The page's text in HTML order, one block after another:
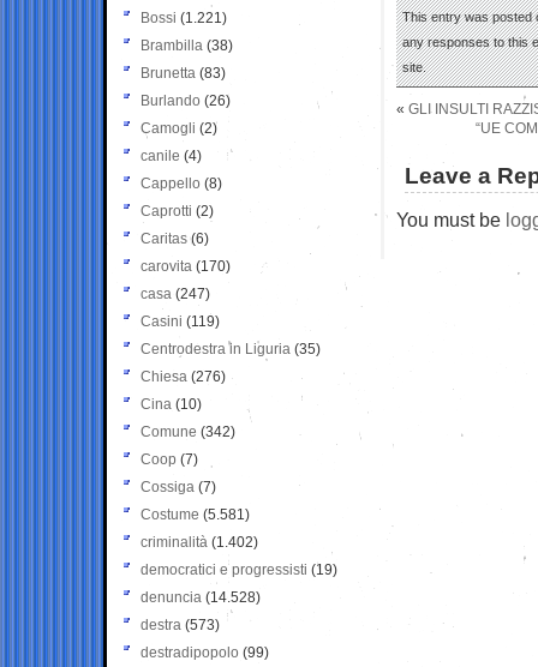
This entry was posted
any responses to this
site.
« GLI INSULTI
“UE
Leave a
You must be
Bossi (1.221)
Brambilla (38)
Brunetta (83)
Burlando (26)
Camogli (2)
canile (4)
Cappello (8)
Caprotti (2)
Caritas (6)
carovita (170)
casa (247)
Casini (119)
Centrodestra in Liguria (35)
Chiesa (276)
Cina (10)
Comune (342)
Coop (7)
Cossiga (7)
Costume (5.581)
criminalità (1.402)
democratici e progressisti (19)
denuncia (14.528)
destra (573)
destradipopolo (99)